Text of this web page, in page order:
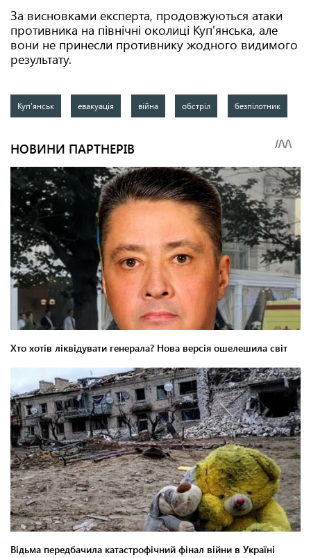
За висновками експерта, продовжуються атаки
противника на північні околиці Куп'янська, але
вони не принесли противнику жодного видимого
результату.
Куп'янськ евакуація війна обстріл безпілотник